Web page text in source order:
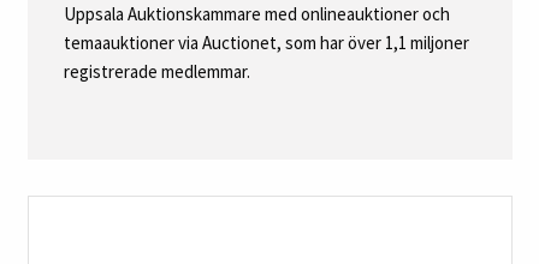
Uppsala Auktionskammare med onlineauktioner och
temaauktioner via Auctionet, som har över 1,1 miljoner
registrerade medlemmar.